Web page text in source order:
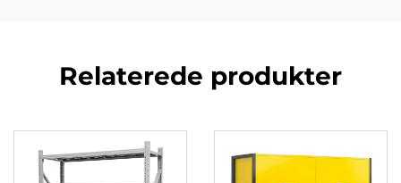
Relaterede produkter